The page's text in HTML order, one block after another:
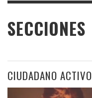
SECCIONES
CIUDADANO ACTIVO